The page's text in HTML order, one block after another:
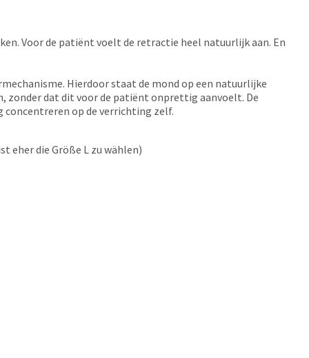
Voor de patiënt voelt de retractie heel natuurlijk aan. En
Hierdoor staat de mond op een natuurlijke
zonder dat dit voor de patiënt onprettig aanvoelt. De
op de verrichting zelf.
eher die Größe L zu wählen)